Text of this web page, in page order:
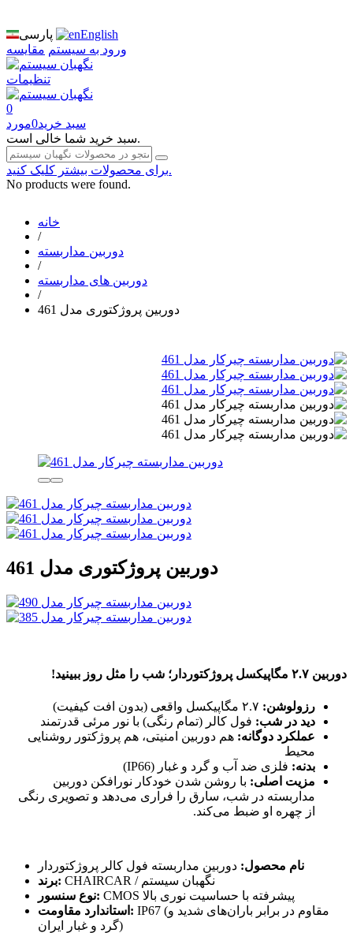
پارسی
English
ورود به سیستم مقایسه
تنظیمات
0
سبد خرید0مورد
سبد خرید شما خالی است.
برای محصولات بیشتر کلیک کنید.
No products were found.
خانه
/
دوربین مداربسته
/
دوربین های مداربسته
/
دوربین پروژکتوری مدل 461
دوربین پروژکتوری مدل 461
دوربین ۲.۷ مگاپیکسل پروژکتوردار؛ شب را مثل روز ببینید!
رزولوشن:
دید در شب: فول کالر (تمام رنگی) با نور مرئی قدرتمند
عملکرد دوگانه: هم دوربین امنیتی، هم پروژکتور روشنایی
محیط
بدنه: فلزی ضد آب و گرد و غبار (IP66)
مزیت اصلی: با روشن شدن خودکار نورافکن دوربین
مداربسته در شب، سارق را فراری می‌دهد و تصویری رنگی
از چهره او ضبط می‌کند.
نام محصول: دوربین مداربسته فول کالر پروژکتوردار
برند:
CHAIRCAR / نگهبان سیستم
نوع سنسور:
CMOS پیشرفته با حساسیت نوری بالا
استاندارد مقاومت: IP67 (مقاوم در برابر باران‌های شدید و
گرد و غبار ایران)